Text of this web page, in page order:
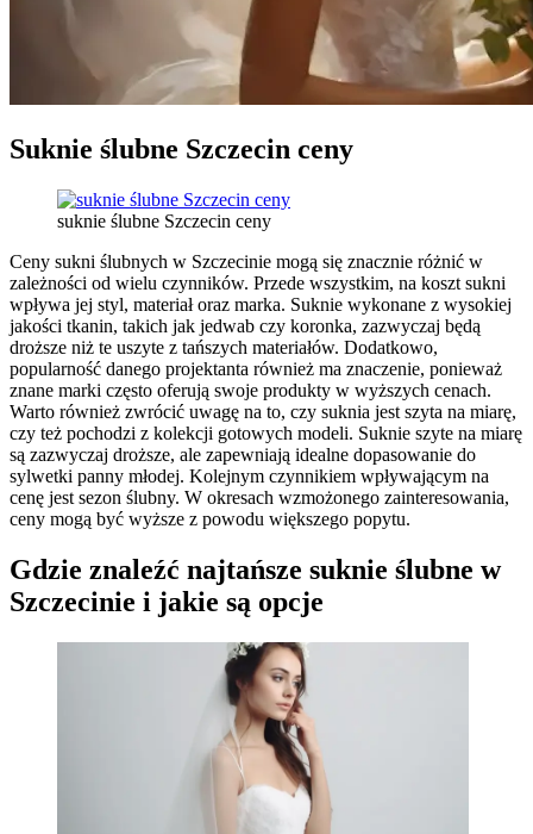
Suknie ślubne Szczecin ceny
suknie ślubne Szczecin ceny
Ceny sukni ślubnych w Szczecinie mogą się znacznie różnić w
zależności od wielu czynników. Przede wszystkim, na koszt sukni
wpływa jej styl, materiał oraz marka. Suknie wykonane z wysokiej
jakości tkanin, takich jak jedwab czy koronka, zazwyczaj będą
droższe niż te uszyte z tańszych materiałów. Dodatkowo,
popularność danego projektanta również ma znaczenie, ponieważ
znane marki często oferują swoje produkty w wyższych cenach.
Warto również zwrócić uwagę na to, czy suknia jest szyta na miarę,
czy też pochodzi z kolekcji gotowych modeli. Suknie szyte na miarę
są zazwyczaj droższe, ale zapewniają idealne dopasowanie do
sylwetki panny młodej. Kolejnym czynnikiem wpływającym na
cenę jest sezon ślubny. W okresach wzmożonego zainteresowania,
ceny mogą być wyższe z powodu większego popytu.
Gdzie znaleźć najtańsze suknie ślubne w
Szczecinie i jakie są opcje